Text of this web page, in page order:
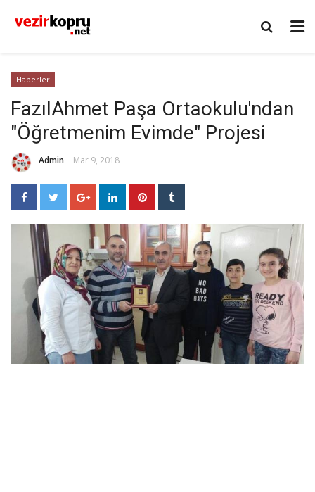
Haberler
FazılAhmet Paşa Ortaokulu'ndan
"Öğretmenim Evimde" Projesi
Admin Mar 9, 2018